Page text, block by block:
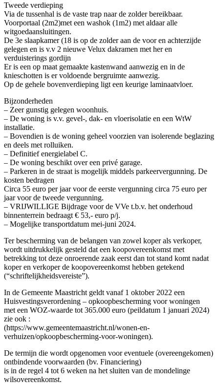
Tweede verdieping
Via de tussenhal is de vaste trap naar de zolder bereikbaar.
Voorportaal (2m2)met een washok (1m2) met aldaar alle
witgoedaansluitingen.
De 3e slaapkamer (18 is op de zolder aan de voor en achterzijde
gelegen en is v.v 2 nieuwe Velux dakramen met her en
verduisterings gordijn
Er is een op maat gemaakte kastenwand aanwezig en in de
knieschotten is er voldoende bergruimte aanwezig.
Op de gehele bovenverdieping ligt een keurige laminaatvloer.
Bijzonderheden
– Zeer gunstig gelegen woonhuis.
– De woning is v.v. gevel-, dak- en vloerisolatie en een WtW
installatie.
– Bovendien is de woning geheel voorzien van isolerende beglazing
en deels met rolluiken.
– Definitief energielabel C.
– De woning beschikt over een privé garage.
– Parkeren in de straat is mogelijk middels parkeervergunning. De
kosten bedragen
Circa 55 euro per jaar voor de eerste vergunning circa 75 euro per
jaar voor de tweede vergunning.
– VRIJWILLIGE Bijdrage voor de VVe t.b.v. het onderhoud
binnenterrein bedraagt € 53,- euro p/j.
– Mogelijke transportdatum mei-juni 2024.
Ter bescherming van de belangen van zowel koper als verkoper,
wordt uitdrukkelijk gesteld dat een koopovereenkomst met
betrekking tot deze onroerende zaak eerst dan tot stand komt nadat
koper en verkoper de koopovereenkomst hebben getekend
(“schriftelijkheidsvereiste”).
In de Gemeente Maastricht geldt vanaf 1 oktober 2022 een
Huisvestingsverordening – opkoopbescherming voor woningen
met een WOZ-waarde tot 365.000 euro (peildatum 1 januari 2024)
zie ook :
(https://www.gemeentemaastricht.nl/wonen-en-
verhuizen/opkoopbescherming-voor-woningen).
De termijn die wordt opgenomen voor eventuele (overeengekomen)
ontbindende voorwaarden (bv. Financiering)
is in de regel 4 tot 6 weken na het sluiten van de mondelinge
wilsovereenkomst.